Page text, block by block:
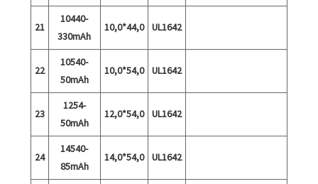
21
10440-
330mAh
10,0*44,0 UL1642
22
10540-
50mAh
10,0*54,0 UL1642
23
1254-
50mAh
12,0*54,0 UL1642
24
14540-
85mAh
14,0*54,0 UL1642